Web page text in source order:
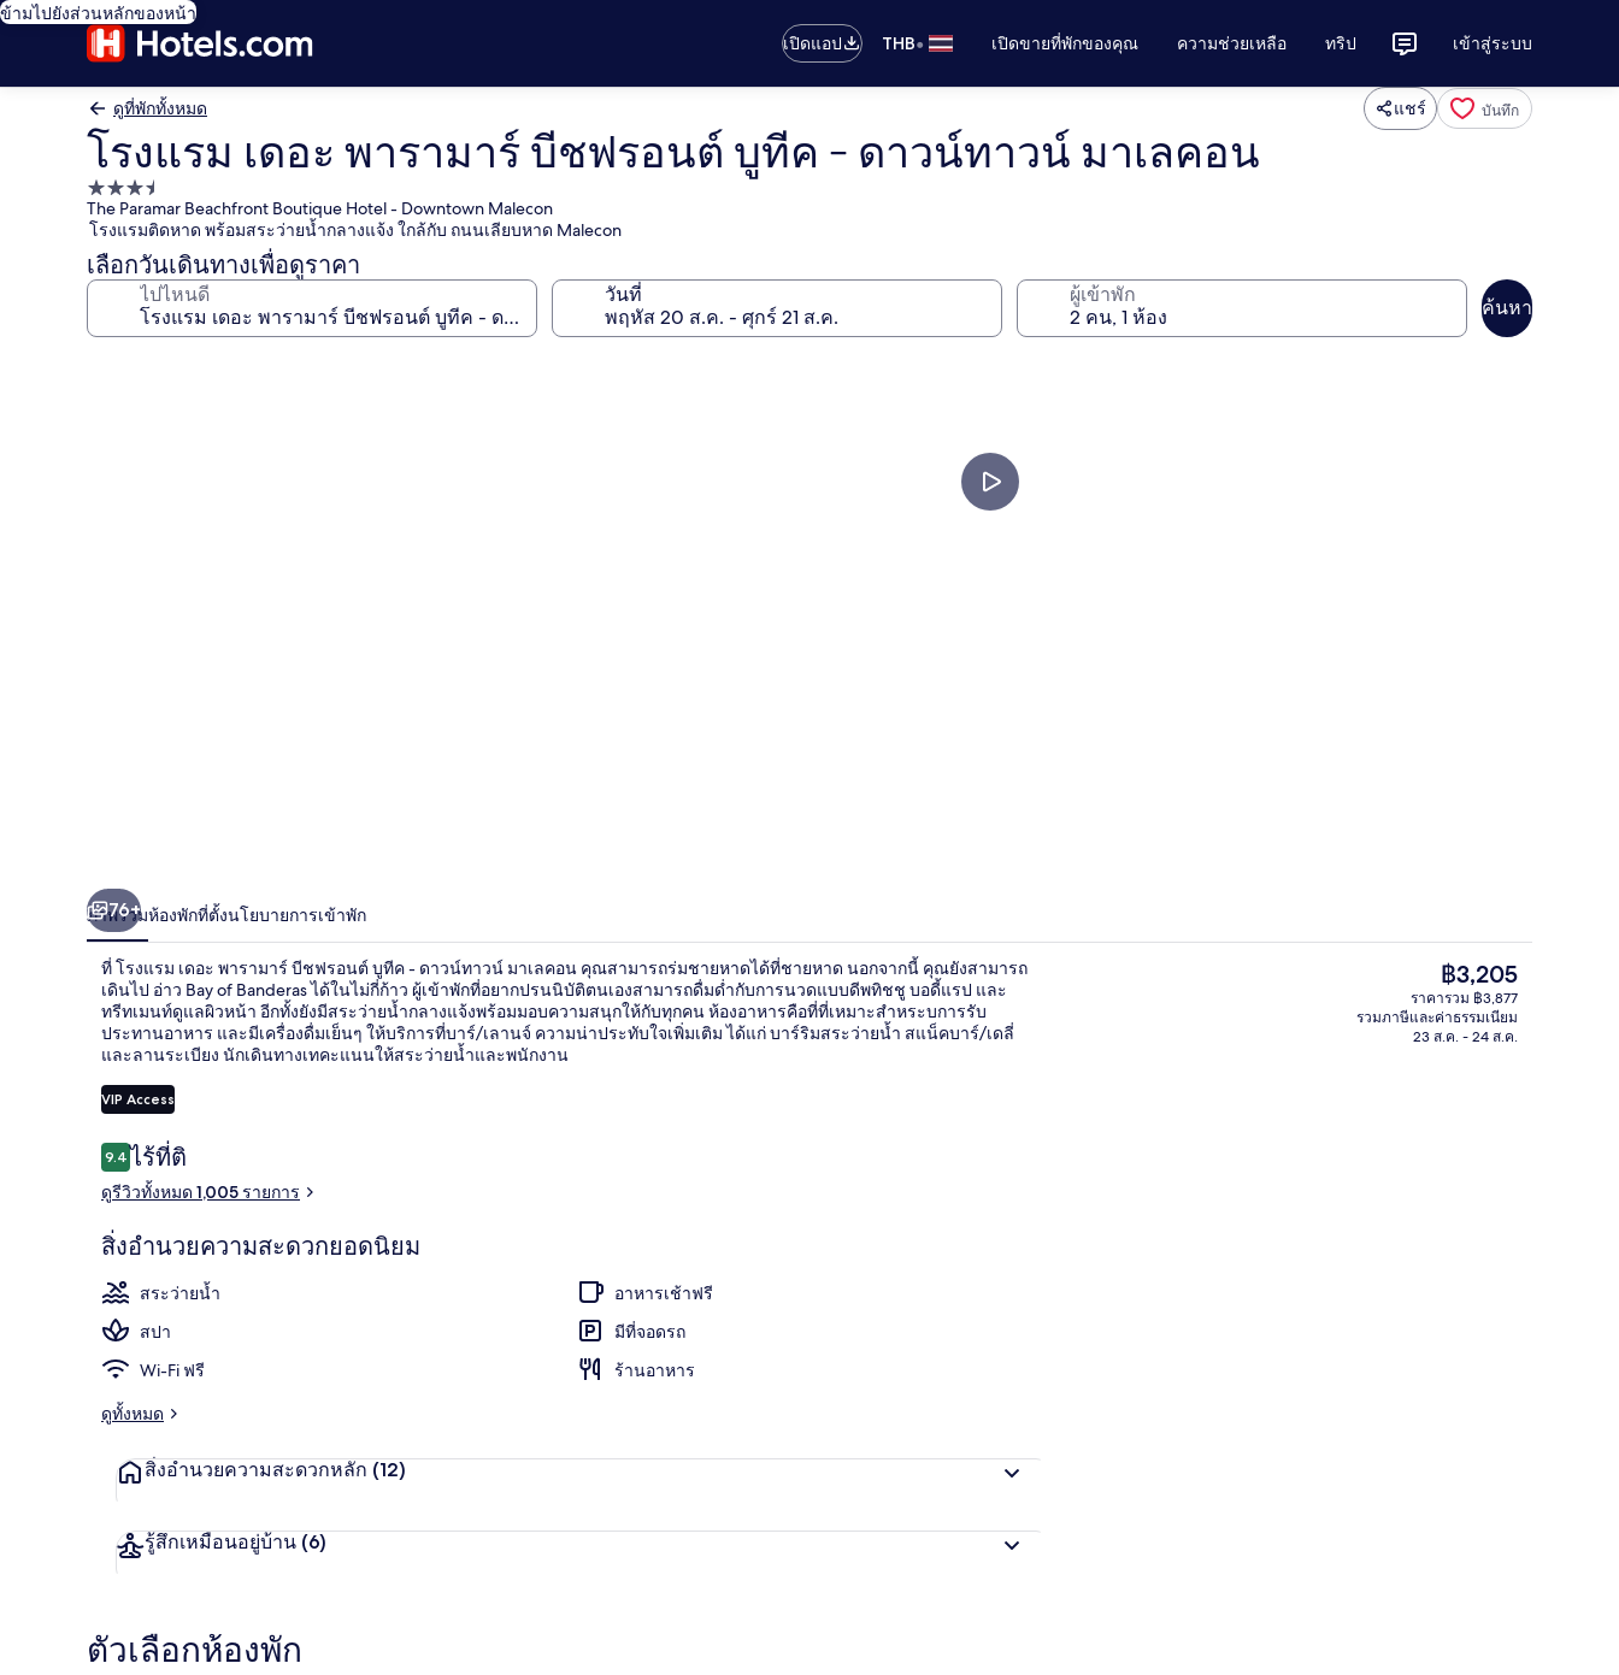
ข้ามไปยังส่วนหลักของหน้า
เปิดแอป
THB• เปิดขายที่พักของคุณ ความช่วยเหลือ ทริป เข้าสู่ระบบ
ดูที่พักทั้งหมด แชร์ บันทึก
โรงแรม เดอะ พารามาร์ บีชฟรอนต์ บูทีค - ดาวน์ทาวน์ มาเลคอน
ที่พัก
3.5
ดาว
The Paramar Beachfront Boutique Hotel - Downtown Malecon
โรงแรมติดหาด พร้อมสระว่ายน้ำกลางแจ้ง ใกล้กับ ถนนเลียบหาด Malecon
เลือกวันเดินทางเพื่อดูราคา
ไปไหนดี วันที่ ผู้เข้าพัก
ค้นหา
ค
-
ดาวน์
ทาวน์
มาเล
คอน
สระว่ายน้ำกลางแจ้ง เปิด 9:00 น. ถึง 21:00 น., ร่มริมสระว่ายน้ำห้องพรีเมียมสตูดิโอสวีท, หลายเตียง,
76+
ภาพรวมห้องพักที่ตั้งนโยบายการเข้าพัก
ที่ โรงแรม เดอะ พารามาร์ บีชฟรอนต์ บูทีค - ดาวน์ทาวน์ มาเลคอน คุณสามารถร่มชายหาดได้ที่ชายหาด นอกจากนี้ คุณยังสามารถ
เดินไป อ่าว Bay of Banderas ได้ในไม่กี่ก้าว ผู้เข้าพักที่อยากปรนนิบัติตนเองสามารถดื่มด่ำกับการนวดแบบดีพทิชชู บอดี้แรป และ
ทรีทเมนท์ดูแลผิวหน้า อีกทั้งยังมีสระว่ายน้ำกลางแจ้งพร้อมมอบความสนุกให้กับทุกคน ห้องอาหารคือที่ที่เหมาะสำหระบการรับ
ประทานอาหาร และมีเครื่องดื่มเย็นๆ ให้บริการที่บาร์/เลานจ์ ความน่าประทับใจเพิ่มเติม ได้แก่ บาร์ริมสระว่ายน้ำ สแน็คบาร์/เดลี่
และลานระเบียง นักเดินทางเทคะแนนให้สระว่ายน้ำและพนักงาน
VIP Access
รีวิว
9.49.4 จาก 10
ไร้ที่ติ
ดูรีวิวทั้งหมด 1,005 รายการ
สิ่งอำนวยความสะดวกยอดนิยม
สระว่ายน้ำ
อาหารเช้าฟรี
สปา
มีที่จอดรถ
Wi-Fi ฟรี
ร้านอาหาร
ดูทั้งหมด
สิ่งอำนวยความสะดวกหลัก (12)
รู้สึกเหมือนอยู่บ้าน (6)
ราคา
ปัจจุบัน
฿3,205
฿3,205
ราคารวม ฿3,877
รวมภาษีและค่าธรรมเนียม
23 ส.ค. - 24 ส.ค.
ตัวเลือกห้องพัก